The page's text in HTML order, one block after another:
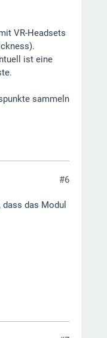
VR-Headsets
ist eine
sammeln
#6
das Modul